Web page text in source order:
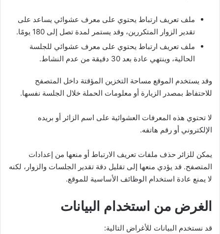
ملف تعريف ارتباط يحتوي على معرف عشوائي يساعد على
تقدير الزوار المتكررين، وقد يستمر لمدة تصل إلى 180 يومًا.
ملف تعريف ارتباط يحتوي على معرف عشوائي للجلسة
الحالية، وينتهي عادة بعد 30 دقيقة من عدم النشاط.
وقد يستخدم الموقع مساحة التخزين المؤقتة داخل المتصفح
للاحتفاظ بمصدر الزيارة أو معلومات الحملة خلال الجلسة نفسها.
لا تحتوي هذه المعرفات العشوائية على اسم الزائر أو بريده
الإلكتروني أو رقم هاتفه.
يمكن للزائر حذف ملفات تعريف الارتباط أو منعها من إعدادات
المتصفح. قد يؤدي منعها إلى تقليل دقة تقدير الجلسات والزوار، لكنه
لا يمنع عادة استخدام الوظائف الأساسية للموقع.
الغرض من استخدام البيانات
قد نستخدم البيانات للأغراض التالية: